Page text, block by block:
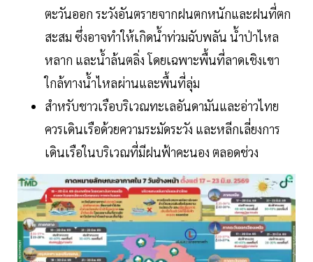
ตะวันออก ระวังอันตรายจากฝนตกหนักและฝนที่ตก
สะสม ซึ่งอาจทำให้เกิดน้ำท่วมฉับพลัน น้ำป่าไหล
หลาก และน้ำล้นตลิ่ง โดยเฉพาะพื้นที่ลาดเชิงเขา
ใกล้ทางน้ำไหลผ่านและพื้นที่ลุ่ม
สำหรับชาวเรือบริเวณทะเลอันดามันและอ่าวไทย
ควรเดินเรือด้วยความระมัดระวัง และหลีกเลี่ยงการ
เดินเรือในบริเวณที่มีฝนฟ้าคะนอง ตลอดช่วง